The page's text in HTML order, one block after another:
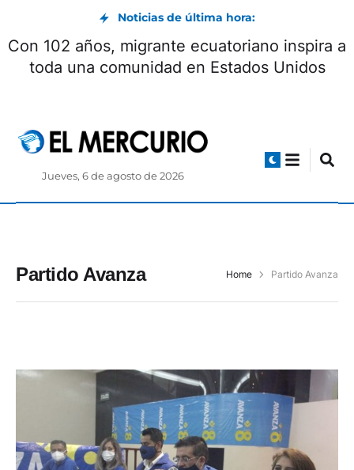
Noticias de última hora:
Con 102 años, migrante ecuatoriano inspira a
toda una comunidad en Estados Unidos
Jueves, 6 de agosto de 2026
Partido Avanza Home Partido Avanza